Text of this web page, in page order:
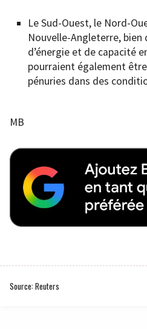
Le Sud-Ouest, le Nord-
Nouvelle-Angleterre, bien
d’énergie et de capacité
pourraient également
pénuries dans des
MB
Source: Reuters